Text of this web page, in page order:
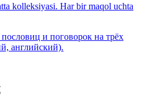
kolleksiyasi. Har bir maqol uchta
и поговорок на трёх
английский).